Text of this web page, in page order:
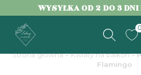
WYSYŁKA OD 2 DO 3 DNI
0
Strona główna-Kwiaty na balkon-
Flamingo